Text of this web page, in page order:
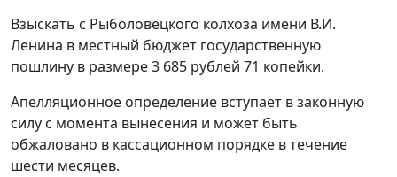
Взыскать с Рыболовецкого колхоза имени В.И.
Ленина в местный бюджет государственную
пошлину в размере 3 685 рублей 71 копейки.
Апелляционное определение вступает в законную
силу с момента вынесения и может быть
обжаловано в кассационном порядке в течение
шести месяцев.